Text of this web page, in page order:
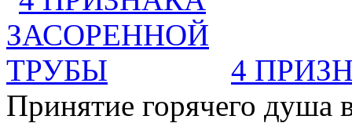
4
Принятие горячего душа